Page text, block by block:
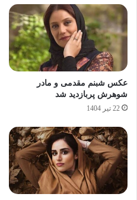
عکس شبنم مقدمی و مادر
شوهرش پربازدید شد
22 تیر 1404